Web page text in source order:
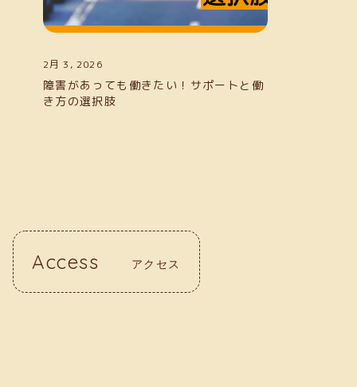
2月 3, 2026
障害があっても働きたい！サポートと働
き方の選択肢
Access アクセス